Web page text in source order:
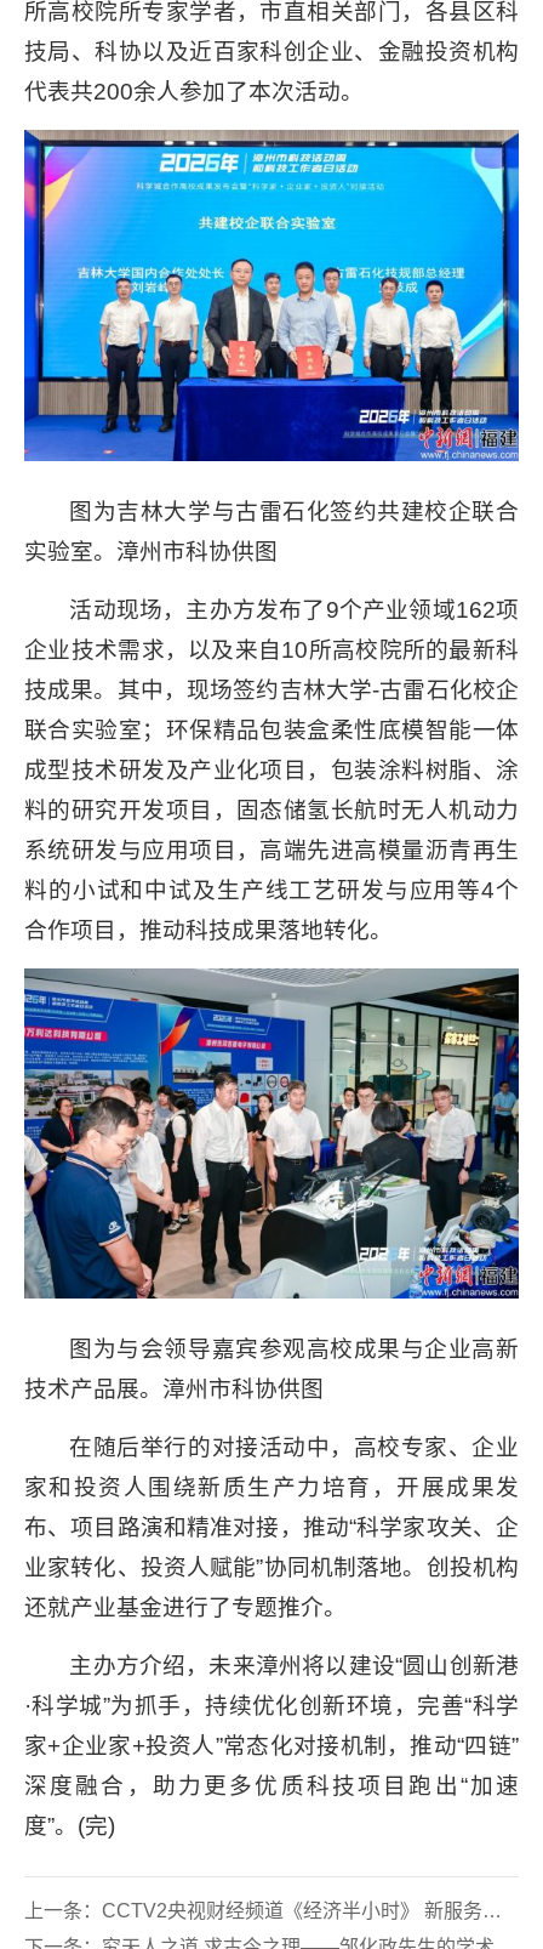
所高校院所专家学者，市直相关部门，各县区科
技局、科协以及近百家科创企业、金融投资机构
代表共200余人参加了本次活动。
图为吉林大学与古雷石化签约共建校企联合
实验室。漳州市科协供图
活动现场，主办方发布了9个产业领域162项
企业技术需求，以及来自10所高校院所的最新科
技成果。其中，现场签约吉林大学-古雷石化校企
联合实验室；环保精品包装盒柔性底模智能一体
成型技术研发及产业化项目，包装涂料树脂、涂
料的研究开发项目，固态储氢长航时无人机动力
系统研发与应用项目，高端先进高模量沥青再生
料的小试和中试及生产线工艺研发与应用等4个
合作项目，推动科技成果落地转化。
图为与会领导嘉宾参观高校成果与企业高新
技术产品展。漳州市科协供图
在随后举行的对接活动中，高校专家、企业
家和投资人围绕新质生产力培育，开展成果发
布、项目路演和精准对接，推动“科学家攻关、企
业家转化、投资人赋能”协同机制落地。创投机构
还就产业基金进行了专题推介。
主办方介绍，未来漳州将以建设“圆山创新港
·科学城”为抓手，持续优化创新环境，完善“科学
家+企业家+投资人”常态化对接机制，推动“四链”
深度融合，助力更多优质科技项目跑出“加速
度”。(完)
上一条： CCTV2央视财经频道《经济半小时》 新服务激活新动能 吉林大学人参研究院李平亚教授接受采访